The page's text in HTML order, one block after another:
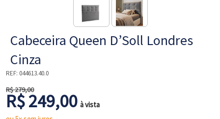
Cabeceira Queen D’Soll Londres
Cinza
REF: 044613.40.0
R$ 279,00
R$ 249,00à vista